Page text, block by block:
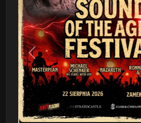
Poprzedni